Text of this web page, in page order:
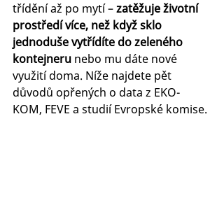
třídění až po mytí – zatěžuje životní
prostředí více, než když sklo
jednoduše vytřídíte do zeleného
kontejneru nebo mu dáte nové
využití doma. Níže najdete pět
důvodů opřených o data z EKO-
KOM, FEVE a studií Evropské komise.